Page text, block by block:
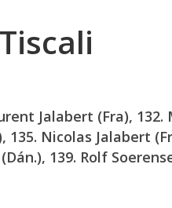
Jalabert (Fra),
135. Nicolas Jalabert
139. Rolf